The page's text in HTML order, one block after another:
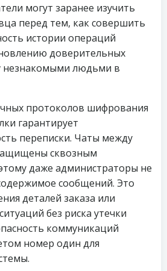
могут заранее изучить
перед тем, как совершить
истории операций
доверительных
людьми в
протоколов шифрования
гарантирует
переписки. Чаты между
сквозным
даже администраторы не
сообщений. Это
деталей заказа или
без риска утечки
коммуникаций
номер один для